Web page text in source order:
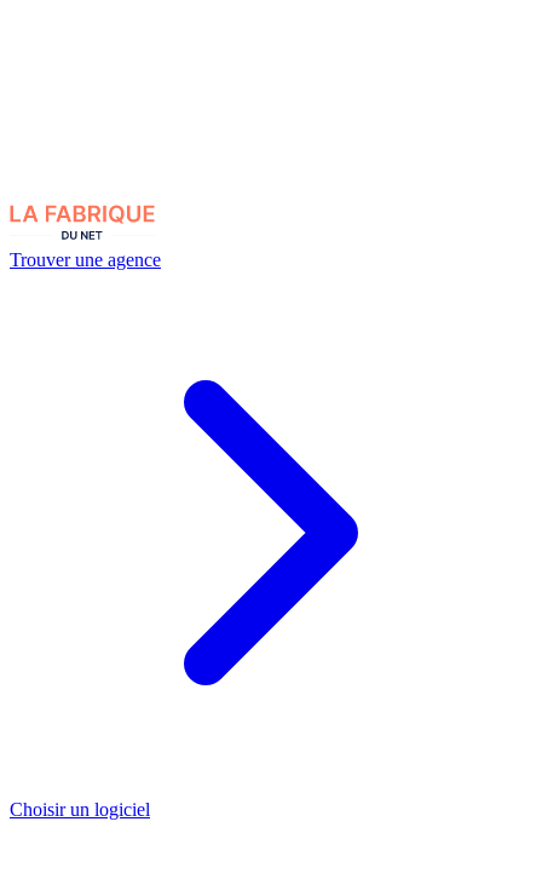
Trouver une agence
Choisir un logiciel